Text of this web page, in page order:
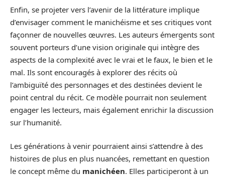
Enfin, se projeter vers l’avenir de la littérature implique
d’envisager comment le manichéisme et ses critiques vont
façonner de nouvelles œuvres. Les auteurs émergents sont
souvent porteurs d’une vision originale qui intègre des
aspects de la complexité avec le vrai et le faux, le bien et le
mal. Ils sont encouragés à explorer des récits où
l’ambiguïté des personnages et des destinées devient le
point central du récit. Ce modèle pourrait non seulement
engager les lecteurs, mais également enrichir la discussion
sur l’humanité.
Les générations à venir pourraient ainsi s’attendre à des
histoires de plus en plus nuancées, remettant en question
le concept même du manichéen. Elles participeront à un